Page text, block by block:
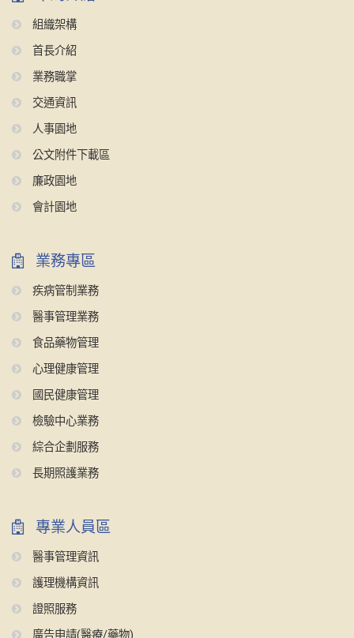
組織架構
首長介紹
業務職掌
交通資訊
人事園地
公文附件下載區
廉政園地
會計園地
業務專區
疾病管制業務
醫事管理業務
食品藥物管理
心理健康管理
國民健康管理
檢驗中心業務
綜合企劃服務
長期照護業務
專業人員區
醫事管理資訊
護理機構資訊
證照服務
廣告申請(醫療/藥物)